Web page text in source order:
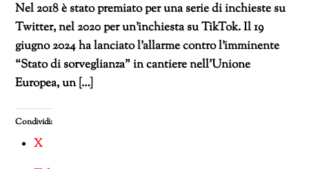
Nel 2018 è stato premiato per una serie di inchieste su
Twitter, nel 2020 per un’inchiesta su TikTok. Il 19
giugno 2024 ha lanciato l’allarme contro l’imminente
“Stato di sorveglianza” in cantiere nell’Unione
Europea, un […]
Condividi:
X